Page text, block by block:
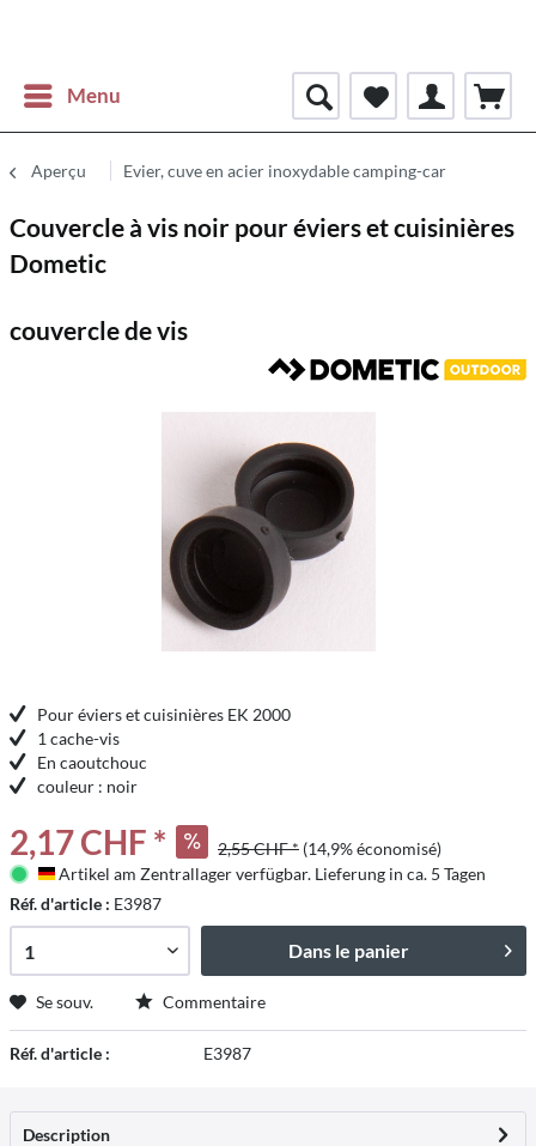
Menu
Aperçu Evier, cuve en acier inoxydable camping-car
Couvercle à vis noir pour éviers et cuisinières
Dometic
couvercle de vis
Pour éviers et cuisinières EK 2000
1 cache-vis
En caoutchouc
couleur : noir
2,17 CHF * 2,55 CHF * (14,9% économisé)
Deutschland
Artikel am Zentrallager verfügbar. Lieferung in ca. 5 Tagen
Réf. d'article : E3987
Dans le panier
Se souv. Commentaire
Réf. d'article : E3987
Description